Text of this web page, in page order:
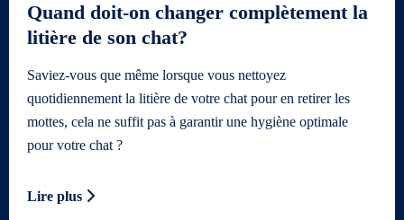
Quand doit-on changer complètement la
litière de son chat?
Saviez-vous que même lorsque vous nettoyez
quotidiennement la litière de votre chat pour en retirer les
mottes, cela ne suffit pas à garantir une hygiène optimale
pour votre chat ?
Lire plus